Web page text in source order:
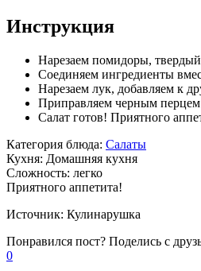
Инструкция
Нарезаем помидоры,
Соединяем ингредиенты
Нарезаем лук, добавляем к
Приправляем черным перцем
Салат готов! Приятного
Категория блюда: Салаты
Кухня: Домашняя кухня
Сложность: легко
Приятного аппетита!
Источник: Кулинарушка
Понравился пост? Поделись с
0